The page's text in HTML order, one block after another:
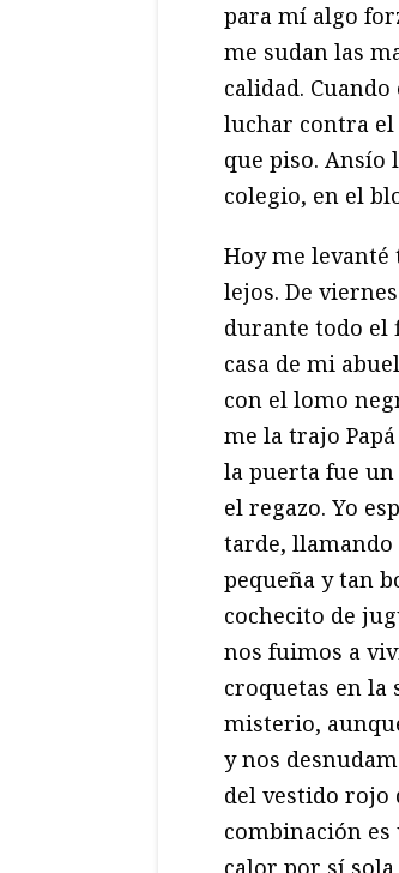
para mí algo
me sudan las
calidad.
luchar contra el
que piso. Ansío
colegio, en el
Hoy me levanté
lejos. De
durante todo el
casa de mi
con el lomo
me la trajo
la puerta fue un
el regazo. Yo
tarde,
pequeña y tan
cochecito de
nos fuimos a
croquetas en la
misterio,
y nos
del vestido rojo
combinación
calor por sí